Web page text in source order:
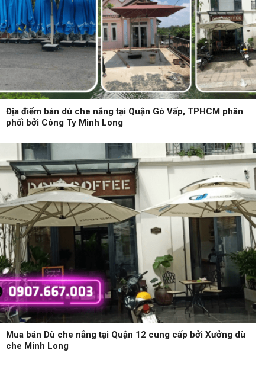
Địa điểm bán dù che nắng tại Quận Gò Vấp, TPHCM phân
phối bởi Công Ty Minh Long
Mua bán Dù che nắng tại Quận 12 cung cấp bởi Xưởng dù
che Minh Long